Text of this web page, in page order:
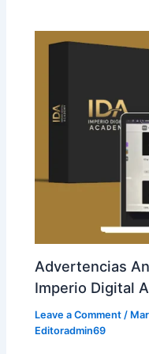
Advertencias
Imperio Digital
Leave a Comment /
Editoradmin69